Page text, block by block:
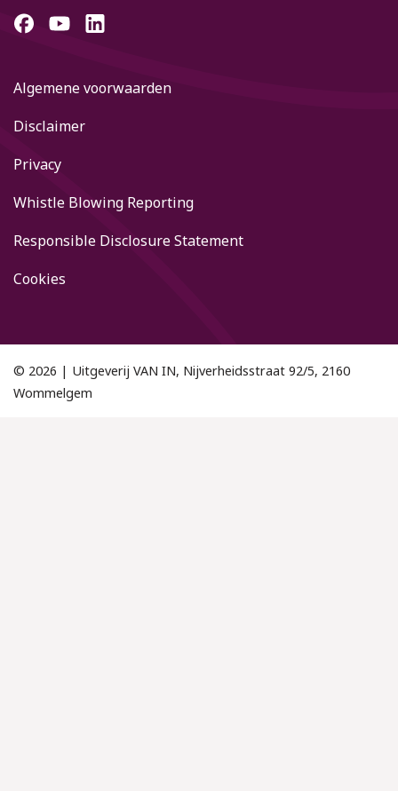
Algemene voorwaarden
Disclaimer
Privacy
Whistle Blowing Reporting
Responsible Disclosure Statement
Cookies
© 2026 | Uitgeverij VAN IN, Nijverheidsstraat 92/5, 2160
Wommelgem